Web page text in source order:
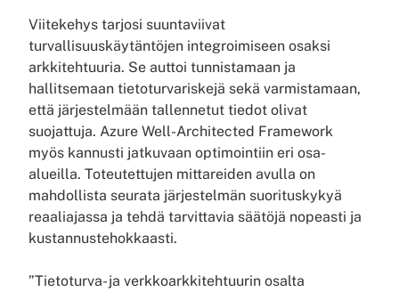
Viitekehys tarjosi suuntaviivat
turvallisuuskäytäntöjen integroimiseen osaksi
arkkitehtuuria. Se auttoi tunnistamaan ja
hallitsemaan tietoturvariskejä sekä varmistamaan,
että järjestelmään tallennetut tiedot olivat
suojattuja. Azure Well-Architected Framework
myös kannusti jatkuvaan optimointiin eri osa-
alueilla. Toteutettujen mittareiden avulla on
mahdollista seurata järjestelmän suorituskykyä
reaaliajassa ja tehdä tarvittavia säätöjä nopeasti ja
kustannustehokkaasti.
”Tietoturva- ja verkkoarkkitehtuurin osalta